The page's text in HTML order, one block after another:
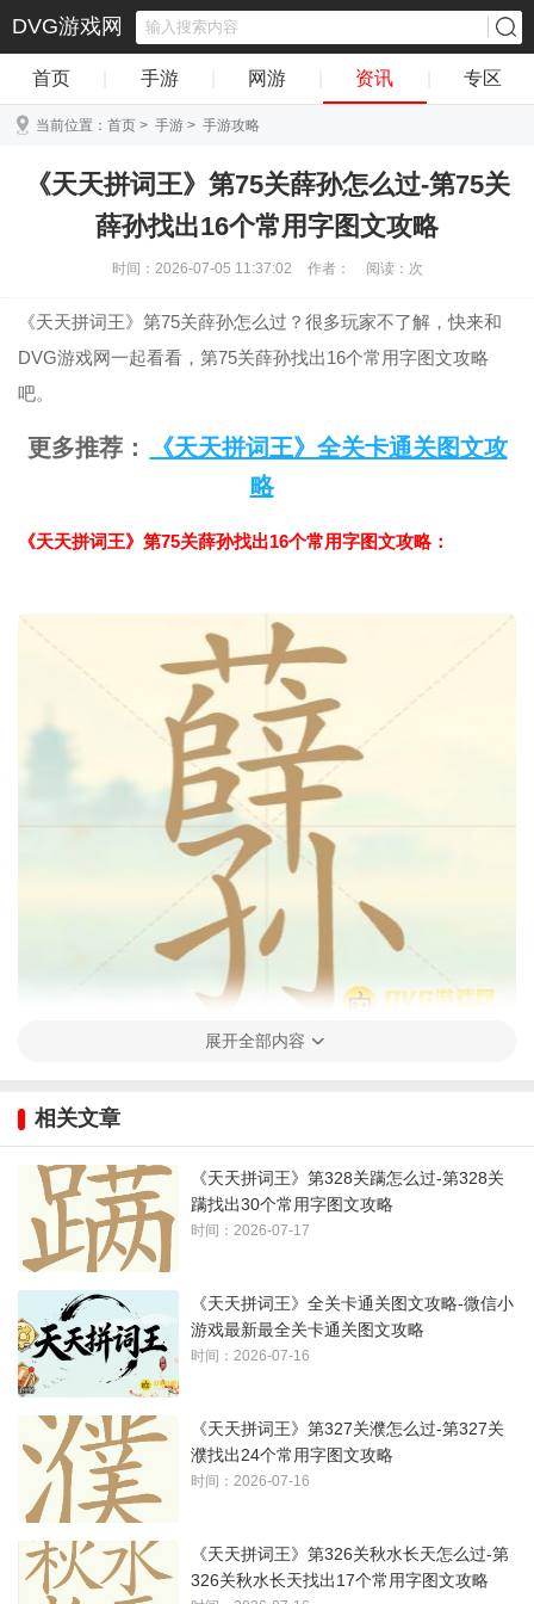
DVG游戏网
首页 手游 网游 资讯 专区
当前位置： 首页 > 手游 > 手游攻略
《天天拼词王》第75关薛孙怎么过-第75关
薛孙找出16个常用字图文攻略
时间：2026-07-05 11:37:02 作者： 阅读： 次
《天天拼词王》第75关薛孙怎么过？很多玩家不了解，快来和
DVG游戏网一起看看，第75关薛孙找出16个常用字图文攻略
吧。
更多推荐：
《天天拼词王》全关卡通关图文攻
略
《天天拼词王》第75关薛孙找出16个常用字图文攻略：
1、注意数字一、二等
2、结算界面太快了，答案： 一、二、三、亖、立、干、十、
辛、莘、薛、了、子、小、孙、八、苙
3、答案如下图所示：
展开全部内容
相关文章
《天天拼词王》第328关蹒怎么过-第328关
蹒找出30个常用字图文攻略
时间：2026-07-17
《天天拼词王》全关卡通关图文攻略-微信小
游戏最新最全关卡通关图文攻略
时间：2026-07-16
《天天拼词王》第327关濮怎么过-第327关
濮找出24个常用字图文攻略
时间：2026-07-16
《天天拼词王》第326关秋水长天怎么过-第
326关秋水长天找出17个常用字图文攻略